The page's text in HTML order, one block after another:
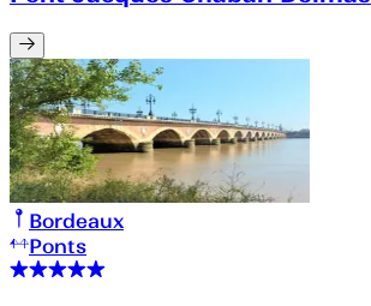
Bordeaux
Ponts